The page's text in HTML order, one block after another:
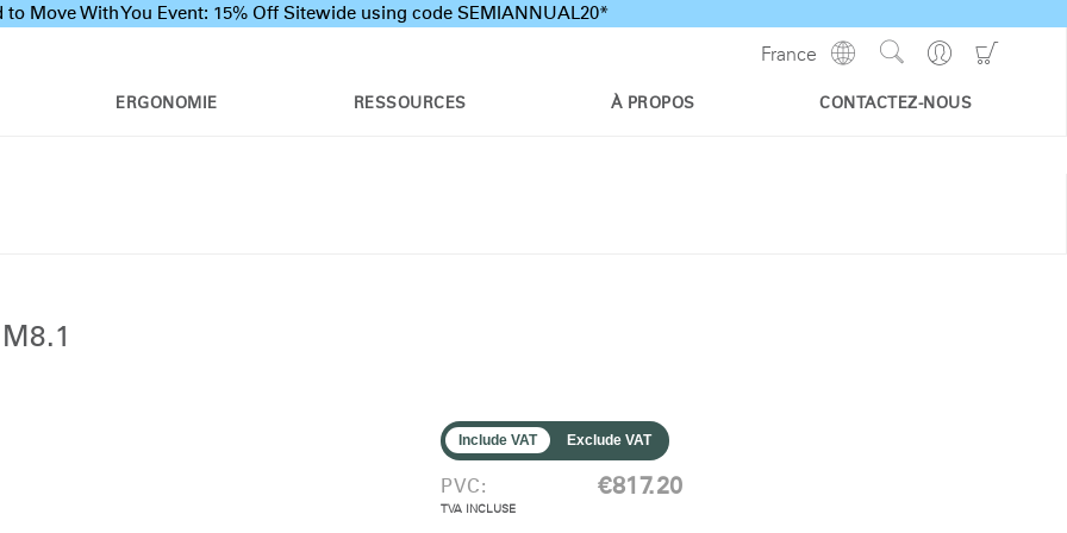
to Move With You Event: 15% Off Sitewide using code SEMIANNUAL20*
ERGONOMIE RESSOURCES À PROPOS CONTACTEZ-NOUS
Go
Profile
Site
France
Show
Include VAT Exclude VAT
PVC: €817.20
TVA INCLUSE